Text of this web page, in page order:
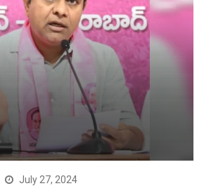
July 27, 2024